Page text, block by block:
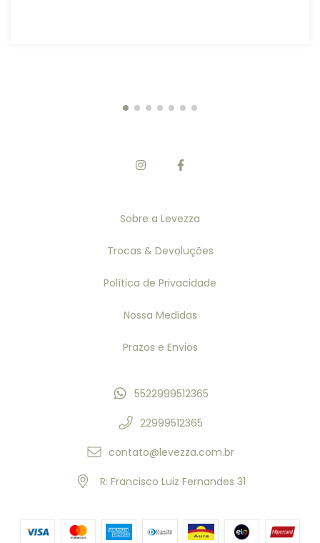
Sobre a Levezza
Trocas & Devoluções
Política de Privacidade
Nossa Medidas
Prazos e Envios
5522999512365
22999512365
contato@levezza.com.br
R: Francisco Luiz Fernandes 31